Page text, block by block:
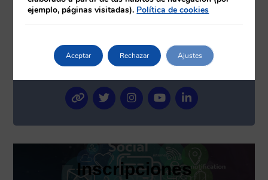
Enfermera, docente y gestora
Inscripciones
ejemplo, páginas visitadas). Política de cookies
Aceptar Rechazar Ajustes